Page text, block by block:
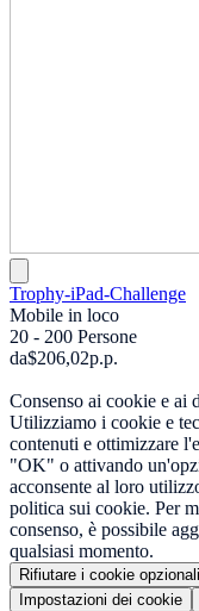
Trophy-iPad-Challenge
Mobile in loco
20 - 200 Persone
da$206,02p.p.
Consenso ai cookie e ai
Utilizziamo i cookie e
contenuti e ottimizzare
"OK" o attivando
acconsente al loro
politica sui cookie. Per
consenso, è possibile
qualsiasi momento.
Rifiutare i cookie opzionali
Impostazioni dei cookie